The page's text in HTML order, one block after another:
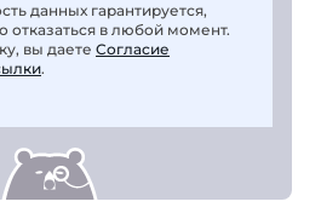
данных гарантируется,
отказаться в любой момент.
вы даете Согласие
.